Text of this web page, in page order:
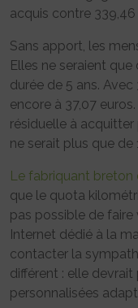
acquis contre 339,46
Sans apport, les
Elles ne seraient
durée de 5 ans.
encore à 37,07
résiduelle à acquitter
ne serait plus que de
Le fabriquant breton
que le quota
pas possible de
Internet dédié à la
contacter la
différent : elle
personnalisées